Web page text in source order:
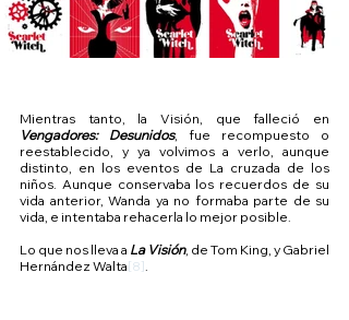
Vengadores: Desunidos, fue recompuesto o
reestablecido, y ya volvimos a verlo, aunque
distinto, en los eventos de La cruzada de los
niños. Aunque conservaba los recuerdos de su
vida anterior, Wanda ya no formaba parte de su
vida, e intentaba rehacerla lo mejor posible.
Lo que nos lleva a La Visión, de Tom King, y Gabriel
Hernández Walta[8].